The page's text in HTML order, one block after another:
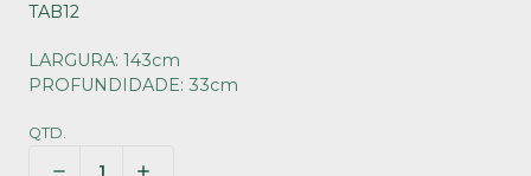
TAB12
LARGURA: 143cm
PROFUNDIDADE: 33cm
QTD.